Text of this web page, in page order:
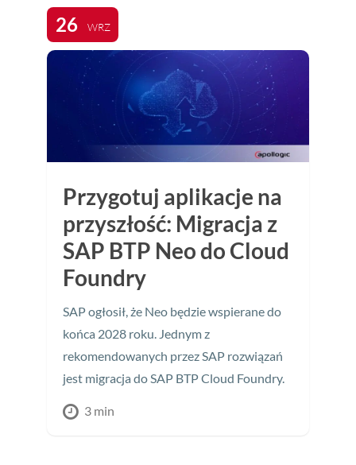
26 WRZ
Przygotuj aplikacje na
przyszłość: Migracja z
SAP BTP Neo do Cloud
Foundry
SAP ogłosił, że Neo będzie wspierane do
końca 2028 roku. Jednym z
rekomendowanych przez SAP rozwiązań
jest migracja do SAP BTP Cloud Foundry.
3 min